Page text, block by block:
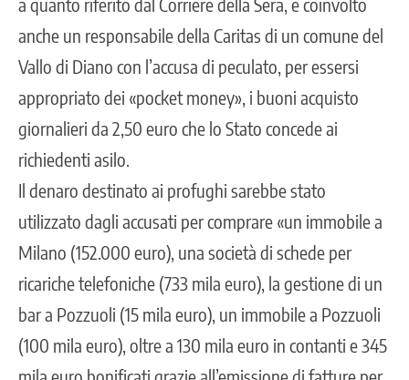
anche un responsabile della Caritas di un comune del
Vallo di Diano con l’accusa di peculato, per essersi
appropriato dei «pocket money», i buoni acquisto
giornalieri da 2,50 euro che lo Stato concede ai
richiedenti asilo.
Il denaro destinato ai profughi sarebbe stato
utilizzato dagli accusati per comprare «un immobile a
Milano (152.000 euro), una società di schede per
ricariche telefoniche (733 mila euro), la gestione di un
bar a Pozzuoli (15 mila euro), un immobile a Pozzuoli
(100 mila euro), oltre a 130 mila euro in contanti e 345